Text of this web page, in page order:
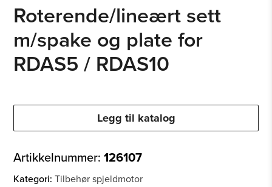
Roterende/lineært sett
m/spake og plate for
RDAS5 / RDAS10
Legg til katalog
Artikkelnummer:126107
Kategori:Tilbehør spjeldmotor